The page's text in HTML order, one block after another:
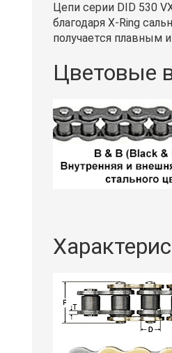
Цепи серии DID 530
благодаря X-Ring
получается плавным
Цветовые